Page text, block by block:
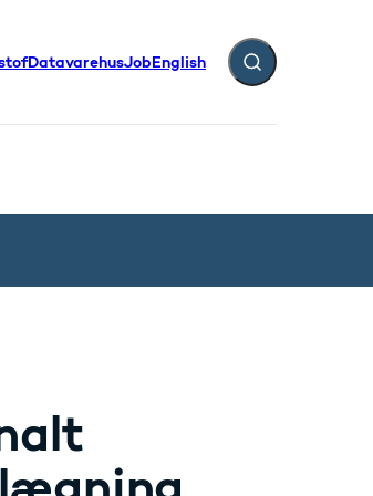
DatavarehusJobEnglish Fold søgefelt ud